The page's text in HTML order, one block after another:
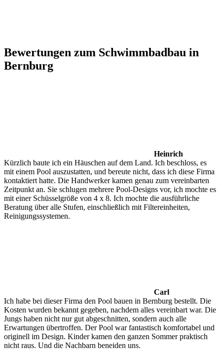
Bewertungen zum Schwimmbadbau in
Bernburg
Heinrich
Kürzlich baute ich ein Häuschen auf dem Land. Ich beschloss, es
mit einem Pool auszustatten, und bereute nicht, dass ich diese Firma
kontaktiert hatte. Die Handwerker kamen genau zum vereinbarten
Zeitpunkt an. Sie schlugen mehrere Pool-Designs vor, ich mochte es
mit einer Schüsselgröße von 4 x 8. Ich mochte die ausführliche
Beratung über alle Stufen, einschließlich mit Filtereinheiten,
Reinigungssystemen.
Carl
Ich habe bei dieser Firma den Pool bauen in Bernburg bestellt. Die
Kosten wurden bekannt gegeben, nachdem alles vereinbart war. Die
Jungs haben nicht nur gut abgeschnitten, sondern auch alle
Erwartungen übertroffen. Der Pool war fantastisch komfortabel und
originell im Design. Kinder kamen den ganzen Sommer praktisch
nicht raus. Und die Nachbarn beneiden uns.